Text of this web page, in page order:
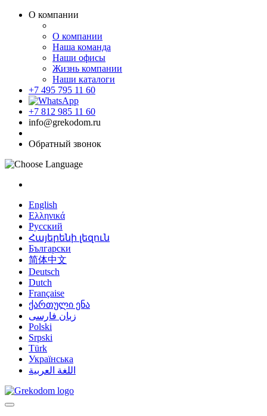
О компании
О компании
Наша команда
Наши офисы
Жизнь компании
Наши каталоги
+7 495 795 11 60
+7 812 985 11 60
info@grekodom.ru
Обратный звонок
English
Ελληνικά
Русский
Հայերենի լեզուն
Български
简体中文
Deutsch
Dutch
Française
ქართული ენა
زبان فارسی
Polski
Srpski
Türk
Українська
اللغة العربية